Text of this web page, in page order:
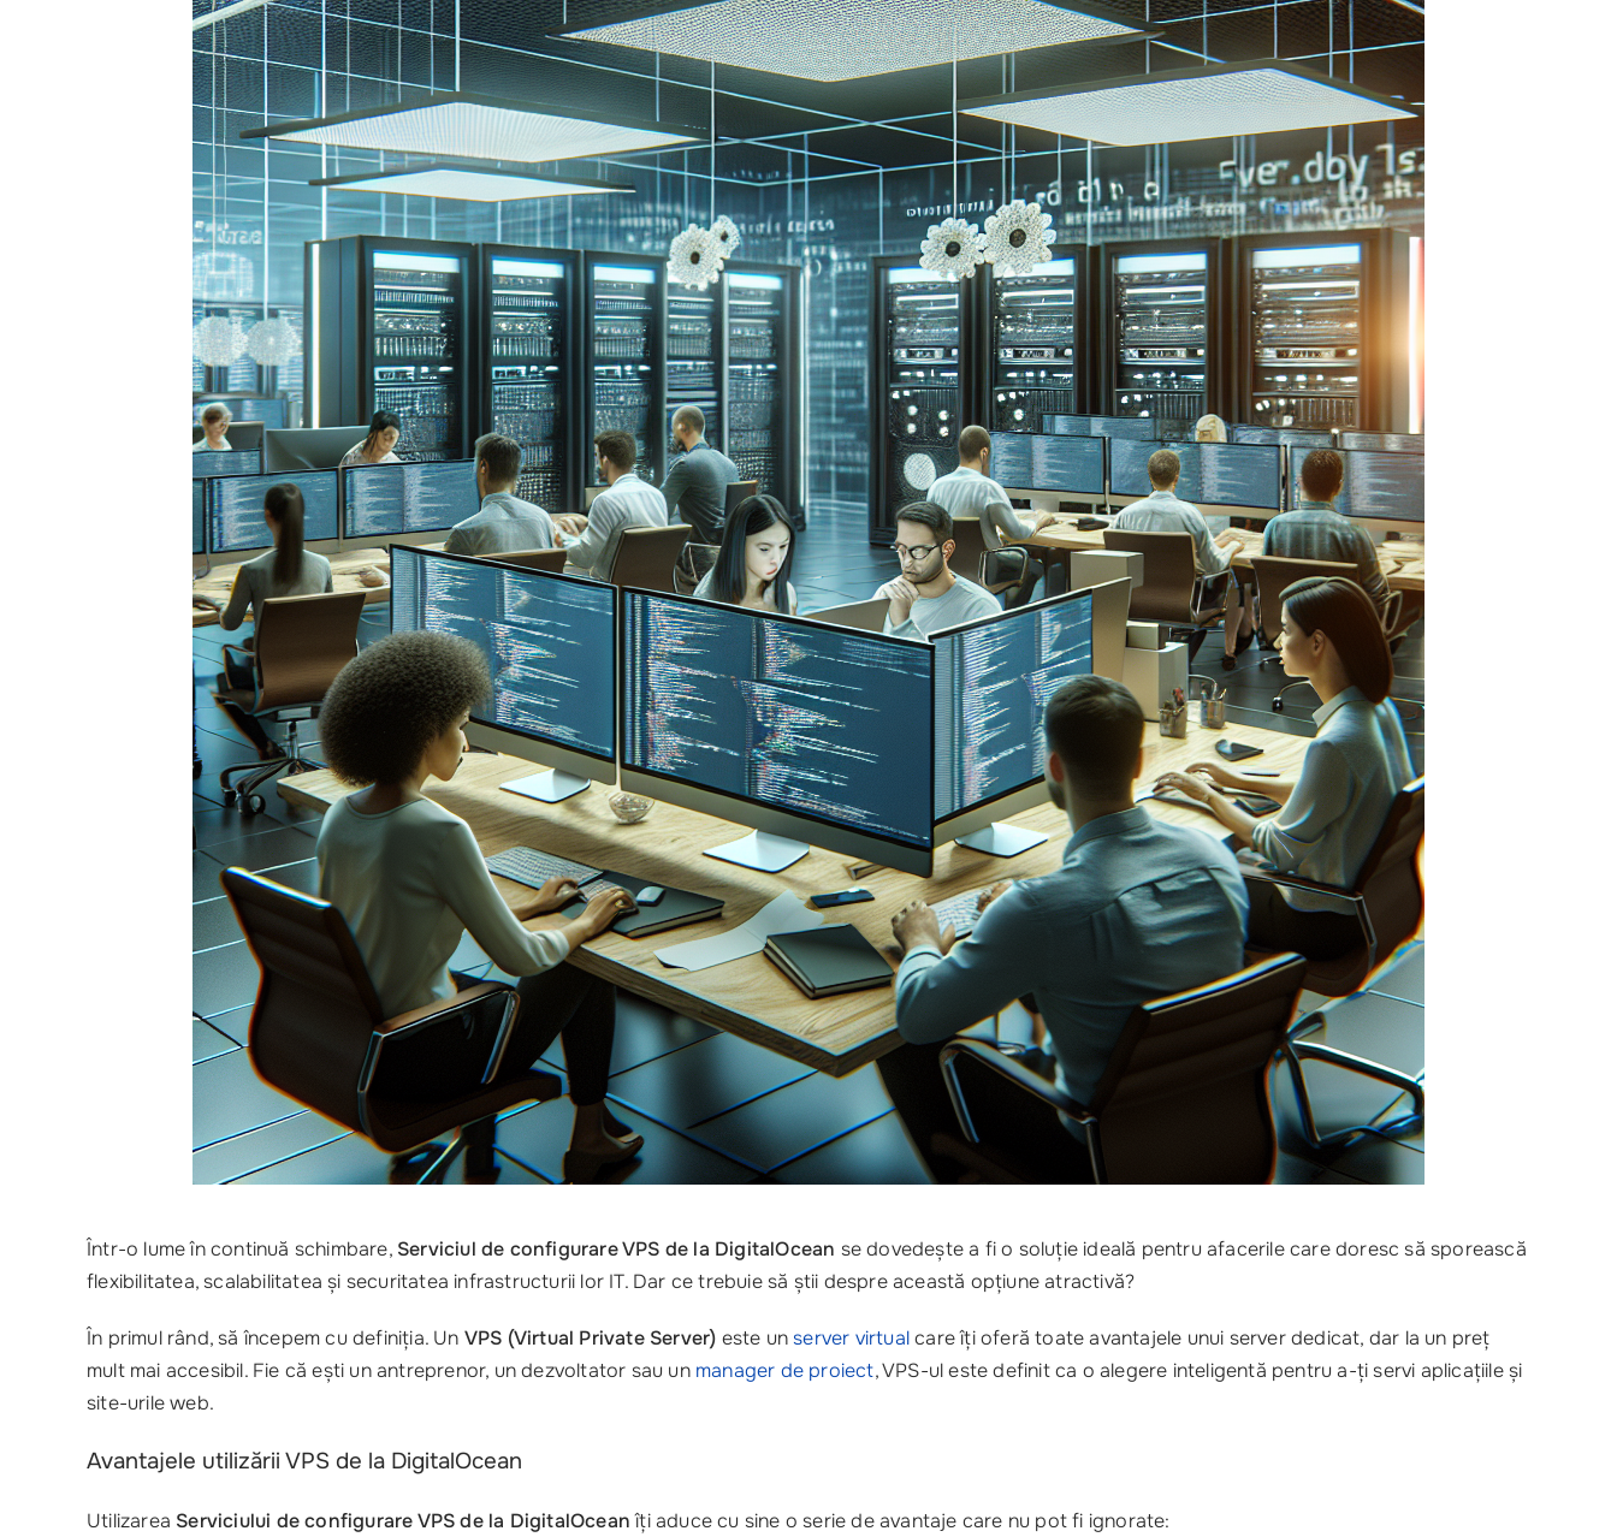
Într-o lume în continuă schimbare, Serviciul de configurare VPS de la DigitalOcean se dovedește a fi o soluție ideală pentru afacerile care doresc să sporească
flexibilitatea, scalabilitatea și securitatea infrastructurii lor IT. Dar ce trebuie să știi despre această opțiune atractivă?
În primul rând, să începem cu definiția. Un VPS (Virtual Private Server) este unserver virtualcare îți oferă toate avantajele unui server dedicat, dar la un preț
mult mai accesibil. Fie că ești un antreprenor, un dezvoltator sau un manager de proiect, VPS-ul este definit ca o alegere inteligentă pentru a-ți servi aplicațiile și
site-urile web.
Avantajele utilizării VPS de la DigitalOcean
Utilizarea Serviciului de configurare VPS de la DigitalOceanîți aduce cu sine o serie de avantaje care nu pot fi ignorate: